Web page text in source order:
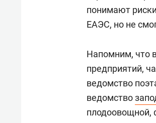
понимают
ЕАЭС, но не
Напомним, что
предприятий,
ведомство
ведомство
плодоовощной,